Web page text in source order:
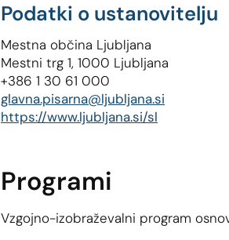
Podatki o ustanovitelju
Mestna občina Ljubljana
Mestni trg 1, 1000 Ljubljana
+386 1 30 61 000
glavna.pisarna@ljubljana.si
https://www.ljubljana.si/sl
Programi
Vzgojno-izobraževalni program